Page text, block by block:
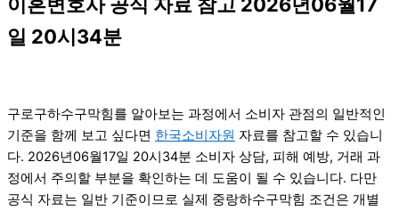
일 20시34분
구로구하수구막힘를 알아보는 과정에서 소비자 관점의 일반적인
기준을 함께 보고 싶다면 한국소비자원 자료를 참고할 수 있습니
다. 2026년06월17일 20시34분 소비자 상담, 피해 예방, 거래 과
정에서 주의할 부분을 확인하는 데 도움이 될 수 있습니다. 다만
공식 자료는 일반 기준이므로 실제 중랑하수구막힘 조건은 개별